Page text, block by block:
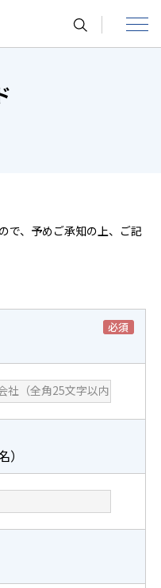
toggle
で、予めご承知の上、ご記
必須